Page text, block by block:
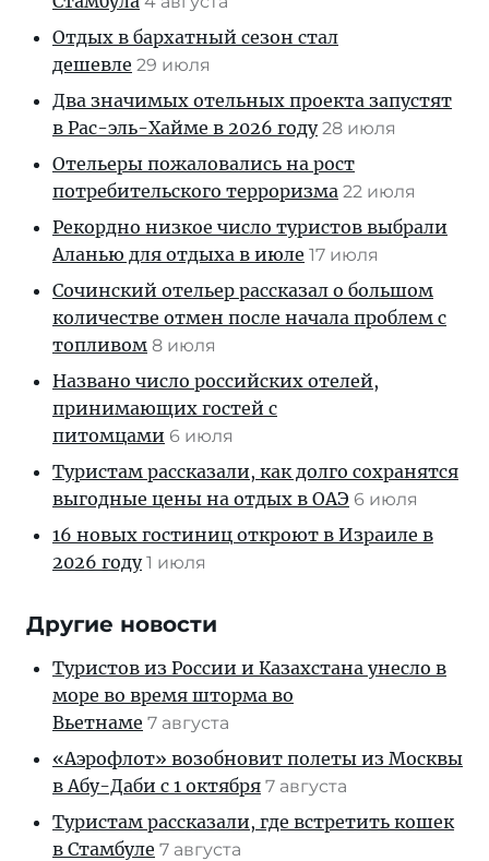
Отдых в бархатный сезон стал
дешевле 29 июля
Два значимых отельных проекта запустят
в Рас-эль-Хайме в 2026 году 28 июля
Отельеры пожаловались на рост
потребительского терроризма 22 июля
Рекордно низкое число туристов выбрали
Аланью для отдыха в июле 17 июля
Сочинский отельер рассказал о большом
количестве отмен после начала проблем с
топливом 8 июля
Названо число российских отелей,
принимающих гостей с
питомцами 6 июля
Туристам рассказали, как долго сохранятся
выгодные цены на отдых в ОАЭ 6 июля
16 новых гостиниц откроют в Израиле в
2026 году 1 июля
Другие новости
Туристов из России и Казахстана унесло в
море во время шторма во
Вьетнаме 7 августа
«Аэрофлот» возобновит полеты из Москвы
в Абу-Даби с 1 октября 7 августа
Туристам рассказали, где встретить кошек
в Стамбуле 7 августа